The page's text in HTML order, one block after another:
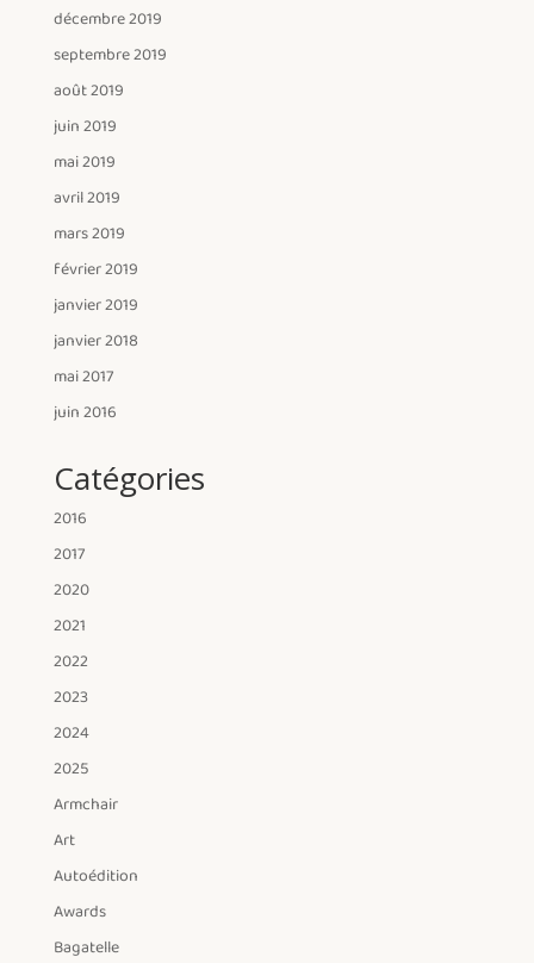
décembre 2019
septembre 2019
août 2019
juin 2019
mai 2019
avril 2019
mars 2019
février 2019
janvier 2019
janvier 2018
mai 2017
juin 2016
Catégories
2016
2017
2020
2021
2022
2023
2024
2025
Armchair
Art
Autoédition
Awards
Bagatelle